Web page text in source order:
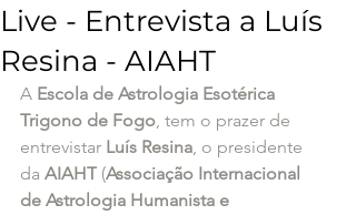
Live - Entrevista a Luís
Resina - AIAHT
A Escola de Astrologia Esotérica
Trigono de Fogo, tem o prazer de
entrevistar Luís Resina, o presidente
da AIAHT (Associação Internacional
de Astrologia Humanista e